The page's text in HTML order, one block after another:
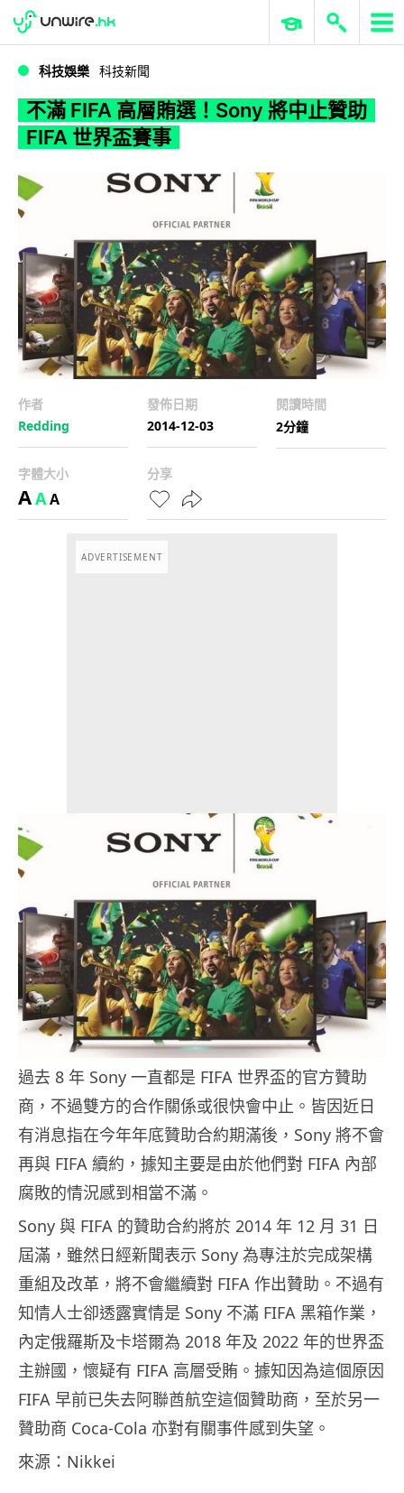
WWDC 2026 ERP 與商業 AI
科技娛樂 科技新聞
不滿 FIFA 高層賄選！Sony 將中止贊助
FIFA 世界盃賽事
作者
Redding
發佈日期
2014-12-03
閱讀時間
2分鐘
字體大小
AAA
分享
ADVERTISEMENT
過去 8 年 Sony 一直都是 FIFA 世界盃的官方贊助
商，不過雙方的合作關係或很快會中止。皆因近日
有消息指在今年年底贊助合約期滿後，Sony 將不會
再與 FIFA 續約，據知主要是由於他們對 FIFA 內部
腐敗的情況感到相當不滿。
Sony 與 FIFA 的贊助合約將於 2014 年 12 月 31 日
屆滿，雖然日經新聞表示 Sony 為專注於完成架構
重組及改革，將不會繼續對 FIFA 作出贊助。不過有
知情人士卻透露實情是 Sony 不滿 FIFA 黑箱作業，
內定俄羅斯及卡塔爾為 2018 年及 2022 年的世界盃
主辦國，懷疑有 FIFA 高層受賄。據知因為這個原因
FIFA 早前已失去阿聯酋航空這個贊助商，至於另一
贊助商 Coca-Cola 亦對有關事件感到失望。
來源：Nikkei